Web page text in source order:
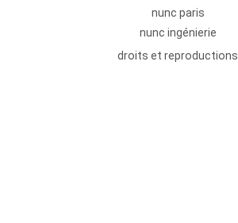
nunc paris
nunc ingénierie
droits et reproductions